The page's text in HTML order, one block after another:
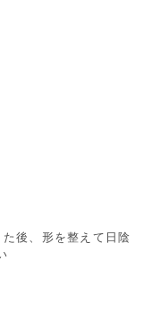
後、形を整えて日陰